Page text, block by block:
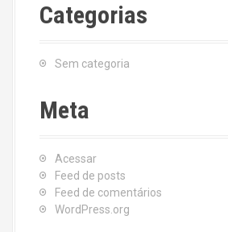
Categorias
Sem categoria
Meta
Acessar
Feed de posts
Feed de comentários
WordPress.org